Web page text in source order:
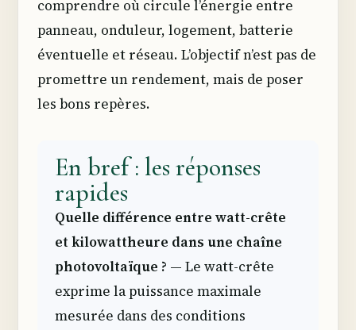
comprendre où circule l’énergie entre
panneau, onduleur, logement, batterie
éventuelle et réseau. L’objectif n’est pas de
promettre un rendement, mais de poser
les bons repères.
En bref : les réponses
rapides
Quelle différence entre watt-crête
et kilowattheure dans une chaîne
photovoltaïque ? — Le watt-crête
exprime la puissance maximale
mesurée dans des conditions